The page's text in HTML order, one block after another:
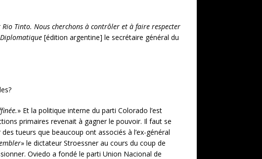
Rio Tinto. Nous cherchons à contrôler et à faire respecter
[édition argentine] le secrétaire général du
» Et la politique interne du parti Colorado l’est
primaires revenait à gagner le pouvoir. Il faut se
tueurs que beaucoup ont associés à l’ex-général
» le dictateur Stroessner au cours du coup de
Oviedo a fondé le parti Union Nacional de